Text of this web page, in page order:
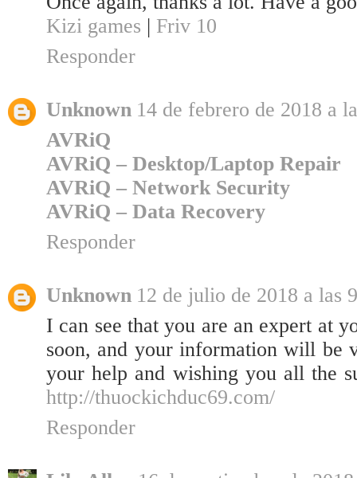
Kizi games | Friv 10
Responder
Unknown 14 de febrero de 2018 a
AVRiQ
AVRiQ – Desktop/Laptop Repair
AVRiQ – Network Security
AVRiQ – Data Recovery
Responder
Unknown 12 de julio de 2018 a las
I can see that you are an expert at
soon, and your information will be
your help and wishing you all the
http://thuockichduc69.com/
Responder